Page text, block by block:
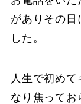
がありその日
した。
人生で初め
なり焦ってお